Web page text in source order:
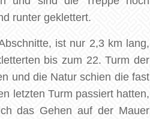
runter geklettert.
ist nur 2,3 km lang,
bis zum 22. Turm der
und die Natur schien die fast
letzten Turm passiert hatten,
das Gehen auf der Mauer